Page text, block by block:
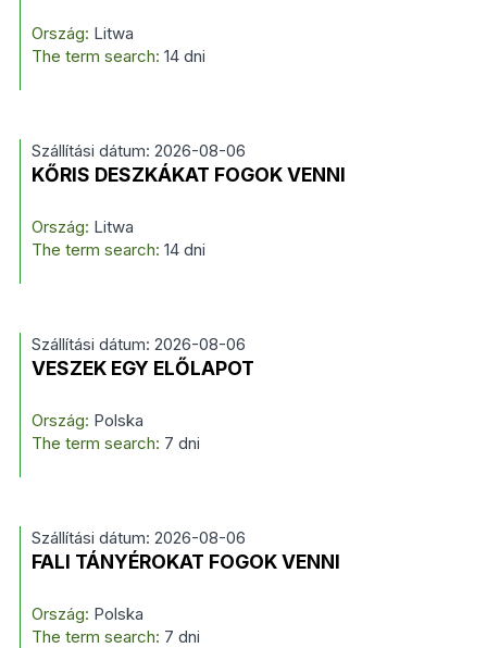
Ország: Litwa
The term search: 14 dni
Szállítási dátum: 2026-08-06
KŐRIS DESZKÁKAT FOGOK VENNI
Ország: Litwa
The term search: 14 dni
Szállítási dátum: 2026-08-06
VESZEK EGY ELŐLAPOT
Ország: Polska
The term search: 7 dni
Szállítási dátum: 2026-08-06
FALI TÁNYÉROKAT FOGOK VENNI
Ország: Polska
The term search: 7 dni